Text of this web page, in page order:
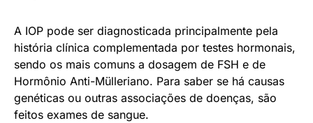
A IOP pode ser diagnosticada principalmente pela
história clínica complementada por testes hormonais,
sendo os mais comuns a dosagem de FSH e de
Hormônio Anti-Mülleriano. Para saber se há causas
genéticas ou outras associações de doenças, são
feitos exames de sangue.